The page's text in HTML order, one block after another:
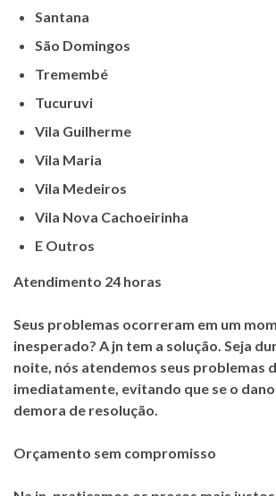
Santana
São Domingos
Tremembé
Tucuruvi
Vila Guilherme
Vila Maria
Vila Medeiros
Vila Nova Cachoeirinha
E Outros
Atendimento 24 horas
Seus problemas ocorreram em um
inesperado? A jn tem a solução. Seja
noite, nós atendemos seus problemas
imediatamente, evitando que se o
demora de resolução.
Orçamento sem compromisso